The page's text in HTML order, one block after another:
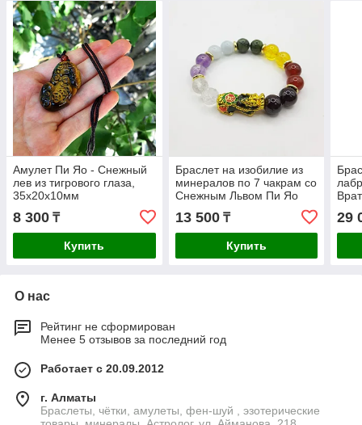
Амулет Пи Яо - Снежный
лев из тигрового глаза,
35х20х10мм
8 300 ₸
Купить
Браслет на изобилие из
минералов по 7 чакрам со
Снежным Львом Пи Яо
13 500₸
Купить
29
О нас
Рейтинг не сформирован
Менее 5 отзывов за последний год
Работает с 20.09.2012
г. Алматы
Браслеты, чётки, амулеты, фен-шуй , эзотерические